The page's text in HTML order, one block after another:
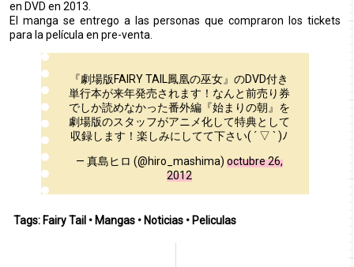
en DVD en 2013.
El manga se entrego a las personas que compraron los tickets
para la película en pre-venta.
『劇場版FAIRY TAIL鳳凰の巫女』のDVD付き
単行本が来年発売されます！なんと前売り券
でしか読めなかった番外編『始まりの朝』を
劇場版のスタッフがアニメ化して特典として
収録します！楽しみにしてて下さい( ´ ▽ ` )ﾉ
— 真島ヒロ (@hiro_mashima) octubre 26,
2012
Tags: Fairy Tail • Mangas • Noticias • Peliculas